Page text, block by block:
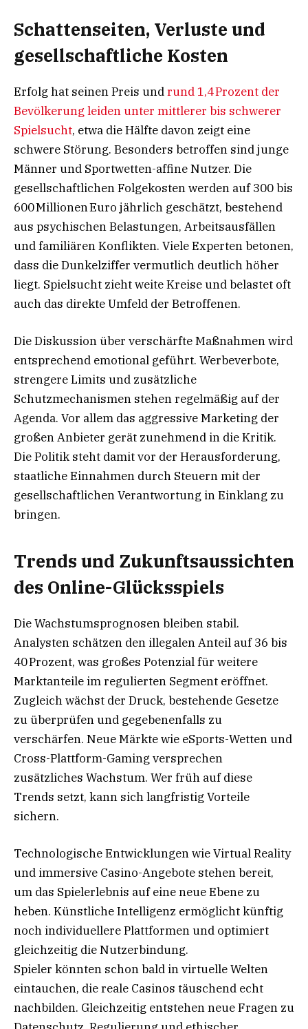
Schattenseiten, Verluste und
gesellschaftliche Kosten
Erfolg hat seinen Preis undrund 1,4 Prozent der
Bevölkerung leiden unter mittlerer bis schwerer
Spielsucht, etwa die Hälfte davon zeigt eine
schwere Störung. Besonders betroffen sind junge
Männer und Sportwetten-affine Nutzer. Die
gesellschaftlichen Folgekosten werden auf 300 bis
600 Millionen Euro jährlich geschätzt, bestehend
aus psychischen Belastungen, Arbeitsausfällen
und familiären Konflikten. Viele Experten betonen,
dass die Dunkelziffer vermutlich deutlich höher
liegt. Spielsucht zieht weite Kreise und belastet oft
auch das direkte Umfeld der Betroffenen.
Die Diskussion über verschärfte Maßnahmen wird
entsprechend emotional geführt. Werbeverbote,
strengere Limits und zusätzliche
Schutzmechanismen stehen regelmäßig auf der
Agenda. Vor allem das aggressive Marketing der
großen Anbieter gerät zunehmend in die Kritik.
Die Politik steht damit vor der Herausforderung,
staatliche Einnahmen durch Steuern mit der
gesellschaftlichen Verantwortung in Einklang zu
bringen.
Trends und Zukunftsaussichten
des Online-Glücksspiels
Die Wachstumsprognosen bleiben stabil.
Analysten schätzen den illegalen Anteil auf 36 bis
40 Prozent, was großes Potenzial für weitere
Marktanteile im regulierten Segment eröffnet.
Zugleich wächst der Druck, bestehende Gesetze
zu überprüfen und gegebenenfalls zu
verschärfen. Neue Märkte wie eSports-Wetten und
Cross-Plattform-Gaming versprechen
zusätzliches Wachstum. Wer früh auf diese
Trends setzt, kann sich langfristig Vorteile
sichern.
Technologische Entwicklungen wie Virtual Reality
und immersive Casino-Angebote stehen bereit,
um das Spielerlebnis auf eine neue Ebene zu
heben. Künstliche Intelligenz ermöglicht künftig
noch individuellere Plattformen und optimiert
gleichzeitig die Nutzerbindung.
Spieler könnten schon bald in virtuelle Welten
eintauchen, die reale Casinos täuschend echt
nachbilden. Gleichzeitig entstehen neue Fragen zu